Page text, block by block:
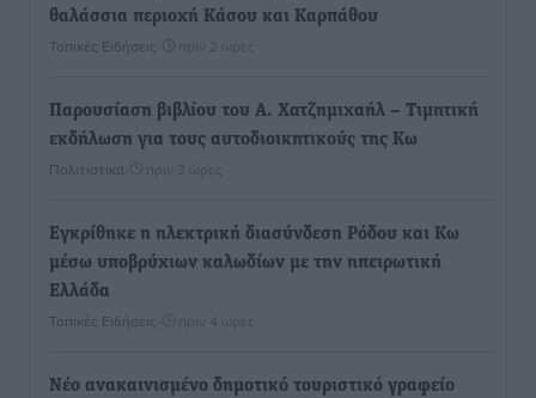
θαλάσσια περιοχή Κάσου και Καρπάθου
Τοπικές Ειδήσεις πριν 2 ώρες
Παρουσίαση βιβλίου του Α. Χατζημιχαήλ – Τιμητική
εκδήλωση για τους αυτοδιοικητικούς της Κω
Πολιτιστικά πριν 3 ώρες
Εγκρίθηκε η ηλεκτρική διασύνδεση Ρόδου και Κω
μέσω υποβρύχιων καλωδίων με την ηπειρωτική
Ελλάδα
Τοπικές Ειδήσεις πριν 4 ώρες
Νέο ανακαινισμένο δημοτικό τουριστικό γραφείο